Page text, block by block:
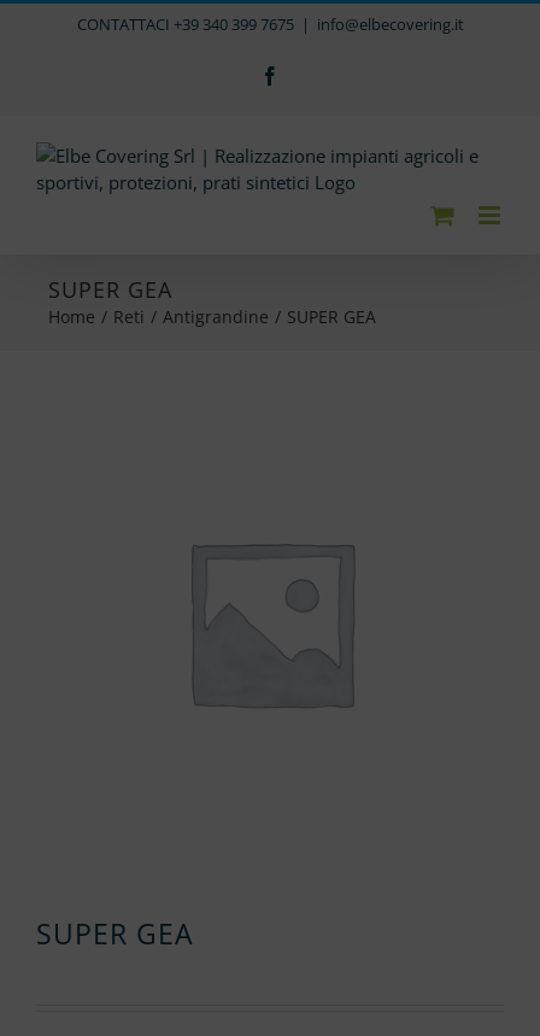
CONTATTACI +39 340 399 7675 | info@elbecovering.it
SUPER GEA
Home / Reti / Antigrandine / SUPER GEA
SUPER GEA